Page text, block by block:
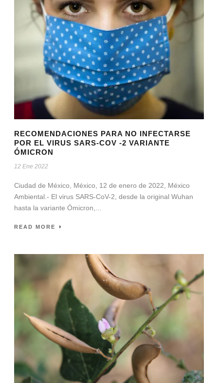
RECOMENDACIONES PARA NO INFECTARSE
POR EL VIRUS SARS-COV -2 VARIANTE
ÓMICRON
12 Ene 2022
Ciudad de México, México, 12 de enero de 2022, México
Ambiental.- El virus SARS-CoV-2, desde la original Wuhan
hasta la variante Ómicron,...
READ MORE